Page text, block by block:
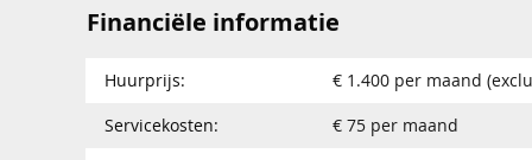
Financiële informatie
Huurprijs:
€ 1.400 per maand
Servicekosten:
€ 75 per maand